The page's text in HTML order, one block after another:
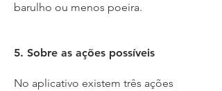
barulho ou menos poeira.
5. Sobre as ações possíveis
No aplicativo existem três ações